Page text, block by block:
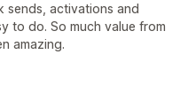
sends, activations and
to do. So much value from
amazing.